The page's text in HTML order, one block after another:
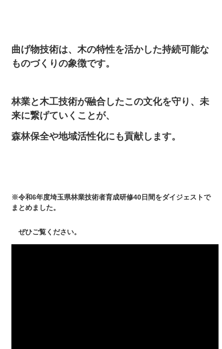
曲げ物技術は、木の特性を活かした持続可能な
ものづくりの象徴です。
林業と木工技術が融合したこの文化を守り、未
来に繋げていくことが、
森林保全や地域活性化にも貢献します。
※令和6年度埼玉県林業技術者育成研修40日間をダイジェストで
まとめました。
ぜひご覧ください。